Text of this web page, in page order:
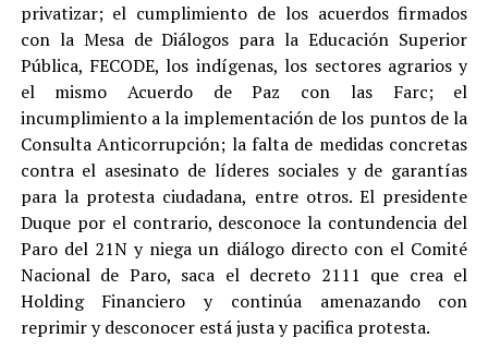
privatizar; el cumplimiento de los acuerdos firmados
con la Mesa de Diálogos para la Educación Superior
Pública, FECODE, los indígenas, los sectores agrarios y
el mismo Acuerdo de Paz con las Farc; el
incumplimiento a la implementación de los puntos de la
Consulta Anticorrupción; la falta de medidas concretas
contra el asesinato de líderes sociales y de garantías
para la protesta ciudadana, entre otros. El presidente
Duque por el contrario, desconoce la contundencia del
Paro del 21N y niega un diálogo directo con el Comité
Nacional de Paro, saca el decreto 2111 que crea el
Holding Financiero y continúa amenazando con
reprimir y desconocer está justa y pacifica protesta.